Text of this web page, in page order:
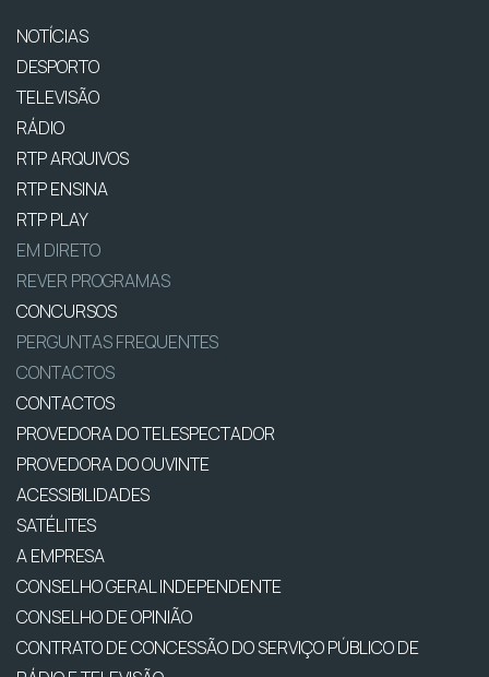
NOTÍCIAS
DESPORTO
TELEVISÃO
RÁDIO
RTP ARQUIVOS
RTP ENSINA
RTP PLAY
EM DIRETO
REVER PROGRAMAS
CONCURSOS
PERGUNTAS FREQUENTES
CONTACTOS
CONTACTOS
PROVEDORA DO TELESPECTADOR
PROVEDORA DO OUVINTE
ACESSIBILIDADES
SATÉLITES
A EMPRESA
CONSELHO GERAL INDEPENDENTE
CONSELHO DE OPINIÃO
CONTRATO DE CONCESSÃO DO SERVIÇO PÚBLICO DE